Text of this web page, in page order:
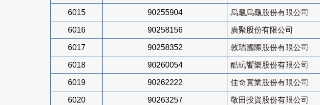
6015 90255904 烏龜烏龜股份有限公司
6016 90258156 廣聚股份有限公司
6017 90258352 敦瑞國際股份有限公司
6018 90260054 酷玩饗樂股份有限公司
6019 90262222 佳奇實業股份有限公司
6020 90263257 敬田投資股份有限公司